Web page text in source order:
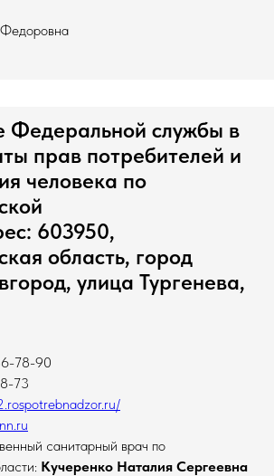
Федеральной службы в
прав потребителей и
человека по
603950,
область, город
улица Тургенева,
78-90
73
санитарный врач по
Кучеренко Наталия Сергеевна